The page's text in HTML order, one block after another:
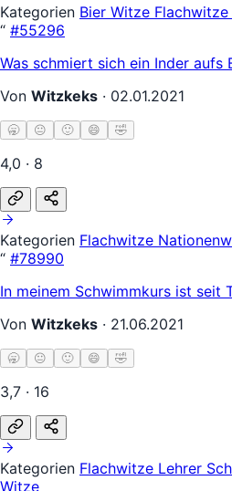
Kategorien Bier Witze Flachwitze
“ #55296
Was schmiert sich ein Inder aufs
Von Witzkeks · 02.01.2021
🥱 😐 🙂 😄 🤣
4,0 · 8
Kategorien Flachwitze
“ #78990
In meinem Schwimmkurs ist seit
Von Witzkeks · 21.06.2021
🥱 😐 🙂 😄 🤣
3,7 · 16
Kategorien Flachwitze Lehrer
Witze